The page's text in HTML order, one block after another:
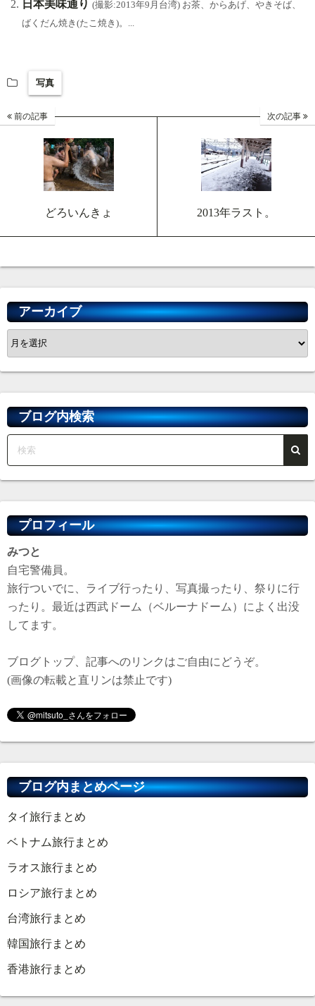
日本美味通り (撮影:2013年9月台湾) お茶、からあげ、やきそば、
ばくだん焼き(たこ焼き)。...
写真
前の記事
どろいんきょ
次の記事
2013年ラスト。
アーカイブ
ア
ー
カ
イ
ブブログ内検索
プロフィール
みつと
自宅警備員。
旅行ついでに、ライブ行ったり、写真撮ったり、祭りに行
ったり。最近は西武ドーム（ベルーナドーム）によく出没
してます。
ブログトップ、記事へのリンクはご自由にどうぞ。
(画像の転載と直リンは禁止です)
ブログ内まとめページ
タイ旅行まとめ
ベトナム旅行まとめ
ラオス旅行まとめ
ロシア旅行まとめ
台湾旅行まとめ
韓国旅行まとめ
香港旅行まとめ